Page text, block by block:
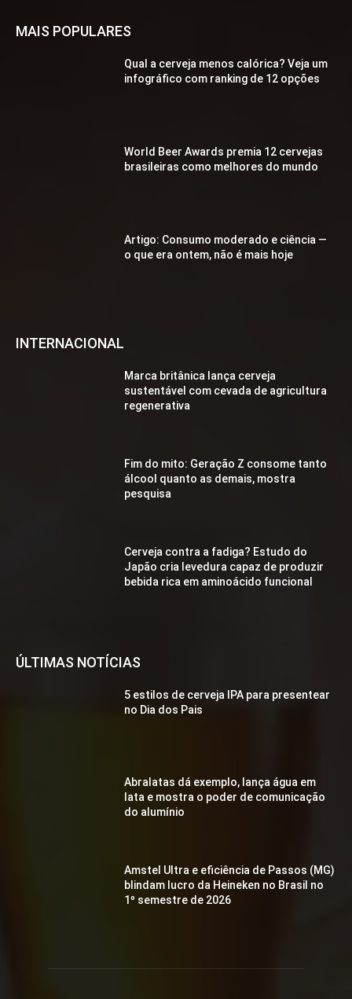
MAIS POPULARES
Qual a cerveja menos calórica? Veja um
infográfico com ranking de 12 opções
World Beer Awards premia 12 cervejas
brasileiras como melhores do mundo
Artigo: Consumo moderado e ciência —
o que era ontem, não é mais hoje
INTERNACIONAL
Marca britânica lança cerveja
sustentável com cevada de agricultura
regenerativa
Fim do mito: Geração Z consome tanto
álcool quanto as demais, mostra
pesquisa
Cerveja contra a fadiga? Estudo do
Japão cria levedura capaz de produzir
bebida rica em aminoácido funcional
ÚLTIMAS NOTÍCIAS
5 estilos de cerveja IPA para presentear
no Dia dos Pais
Abralatas dá exemplo, lança água em
lata e mostra o poder de comunicação
do alumínio
Amstel Ultra e eficiência de Passos (MG)
blindam lucro da Heineken no Brasil no
1º semestre de 2026